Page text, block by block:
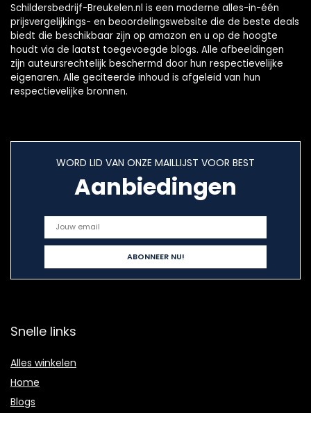
Schildersbedrijf-Breukelen.nl is een moderne alles-in-één
prijsvergelijkings- en beoordelingswebsite die de beste deals
biedt die beschikbaar zijn op amazon en u op de hoogte
houdt via de laatst toegevoegde blogs. Alle afbeeldingen
zijn auteursrechtelijk beschermd door hun respectievelijke
eigenaren. Alle geciteerde inhoud is afgeleid van hun
respectievelijke bronnen.
WORD LID VAN ONZE MAILLIJST VOOR BEST
Aanbiedingen
Snelle links
Alles winkelen
Home
Blogs